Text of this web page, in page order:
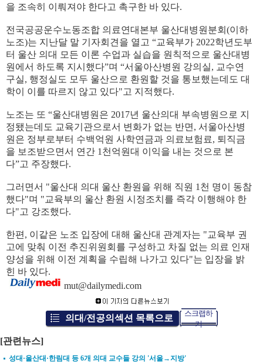
을 조속히 이뤄져야 한다고 촉구한 바 있다.
전국공공운수노동조합 의료연대본부 울산대병원분회(이하
노조)는 지난달 말 기자회견을 열고 “교육부가 2022학년도부
터 울산 의대 모든 이론 수업과 실습을 원칙적으로 울산대병
원에서 하도록 지시했다”며 “서울아산병원 강의실, 교수연
구실, 행정실도 모두 울산으로 환원할 것을 통보했는데도 대
학이 이를 따르지 않고 있다"고 지적했다.
노조는 또 “울산대병원은 2017년 울산의대 부속병원으로 지
정됐는데도 교육기관으로서 변화가 없는 반면, 서울아산병
원은 정부로부터 수백억원 사학연금과 의료보험료, 퇴직금
을 보조받으면서 연간 1천억원대 이익을 내는 것으로 본
다”고 주장했다.
그러면서 "울산대 의대 울산 환원을 위해 직원 1천 명이 동참
했다"며 "교육부의 울산 환원 시정조치를 즉각 이행해야 한
다"고 강조했다.
한편, 이같은 노조 입장에 대해 울산대 관계자는 "교육부 권
고에 맞춰 이전 추진위원회를 구성하고 차질 없는 의료 인재
양성을 위해 이전 계획을 수립해 나가고 있다"는 입장을 밝
힌 바 있다.
mut@dailymedi.com
의대/전공의섹션 목록으로
스크랩하
기
[관련뉴스]
성대·울산대·한림대 등 6개 의대 교수들 강의 '서울→지방'